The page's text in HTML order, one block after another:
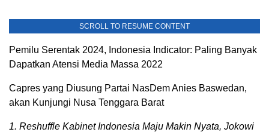
SCROLL TO RESUME CONTENT
Pemilu Serentak 2024, Indonesia Indicator: Paling Banyak
Dapatkan Atensi Media Massa 2022
Capres yang Diusung Partai NasDem Anies Baswedan,
akan Kunjungi Nusa Tenggara Barat
1. Reshuffle Kabinet Indonesia Maju Makin Nyata, Jokowi